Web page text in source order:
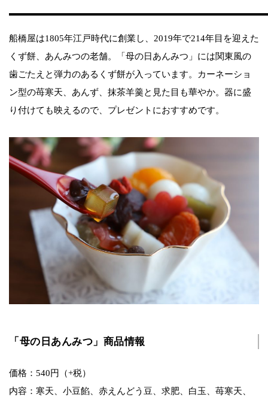
船橋屋は1805年江戸時代に創業し、2019年で214年目を迎えた
くず餅、あんみつの老舗。「母の日あんみつ」には関東風の
歯ごたえと弾力のあるくず餅が入っています。カーネーショ
ン型の苺寒天、あんず、抹茶羊羹と見た目も華やか。器に盛
り付けても映えるので、プレゼントにおすすめです。
「母の日あんみつ」商品情報
価格：540円（+税）
内容：寒天、小豆餡、赤えんどう豆、求肥、白玉、苺寒天、